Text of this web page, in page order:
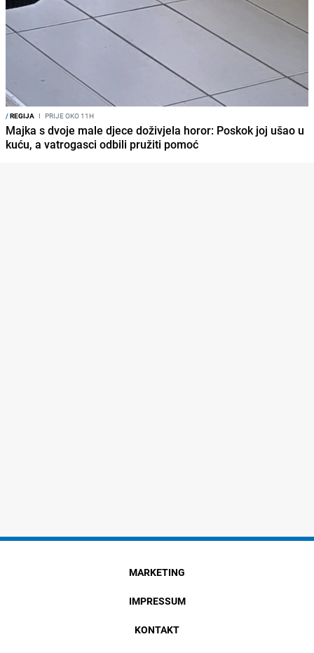
/REGIJA I PRIJE OKO 11H
Majka s dvoje male djece doživjela horor: Poskok joj ušao u
kuću, a vatrogasci odbili pružiti pomoć
MARKETING
IMPRESSUM
KONTAKT